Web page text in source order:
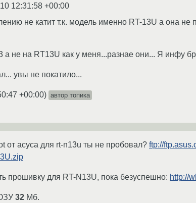
12:31:58 +00:00
не катит т.к. модель именно RT-13U а она
а не на RT13U как у меня...разнае они... Я инфу
увы не покатило...
+00:00) автор топика
от асуса для rt-n13u ты не пробовал? ftp://
прошивку для RT-N13U, пока безуспешно: http://
32 Мб.